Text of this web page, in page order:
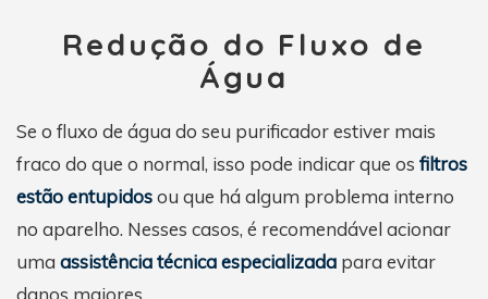
Redução do Fluxo de
Água
Se o fluxo de água do seu purificador estiver mais
fraco do que o normal, isso pode indicar que os filtros
estão entupidosou que há algum problema interno
no aparelho. Nesses casos, é recomendável acionar
uma assistência técnica especializada para evitar
danos maiores.